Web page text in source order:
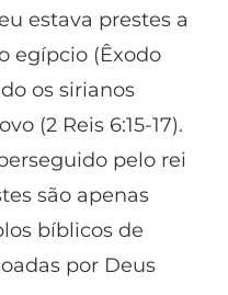
estava prestes a
egípcio (Êxodo
os sirianos
(2 Reis 6:15-17).
pelo rei
são apenas
bíblicos de
por Deus